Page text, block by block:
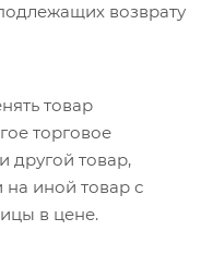
возврату
товар
торговое
другой товар,
иной товар с
в цене.